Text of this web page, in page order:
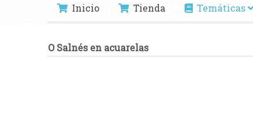
Inicio Tienda Temáticas
O Salnés en acuarelas